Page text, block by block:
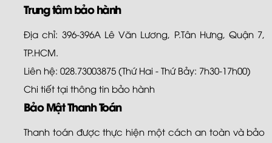
Trung tâm bảo hành
Địa chỉ: 396-396A Lê Văn Lương, P.Tân Hưng, Quận 7,
TP.HCM.
Liên hệ: 028.73003875 (Thứ Hai - Thứ Bảy: 7h30-17h00)
Chi tiết tại thông tin bảo hành
Bảo Mật Thanh Toán
Thanh toán được thực hiện một cách an toàn và bảo